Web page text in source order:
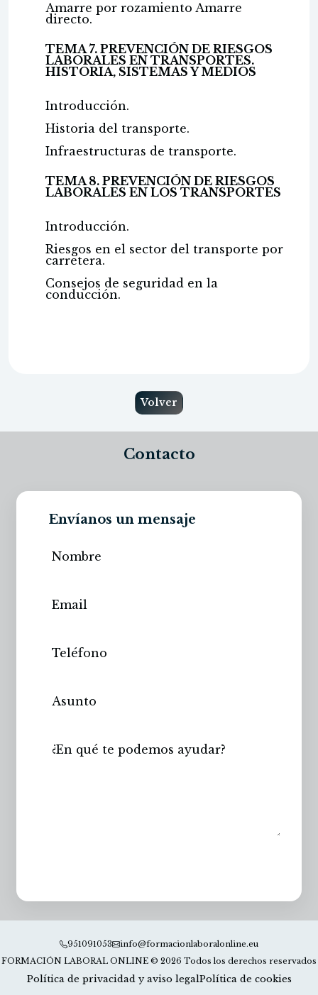
Amarre por rozamiento Amarre
directo.
TEMA 7. PREVENCIÓN DE RIESGOS
LABORALES EN TRANSPORTES.
HISTORIA, SISTEMAS Y MEDIOS
Introducción.
Historia del transporte.
Infraestructuras de transporte.
TEMA 8. PREVENCIÓN DE RIESGOS
LABORALES EN LOS TRANSPORTES
Introducción.
Riesgos en el sector del transporte por
carretera.
Consejos de seguridad en la
conducción.
Volver
Contacto
Envíanos un mensaje
951091053
info@formacionlaboralonline.eu
FORMACIÓN LABORAL ONLINE © 2026 Todos los derechos reservados
Política de privacidad y aviso legalPolítica de cookies